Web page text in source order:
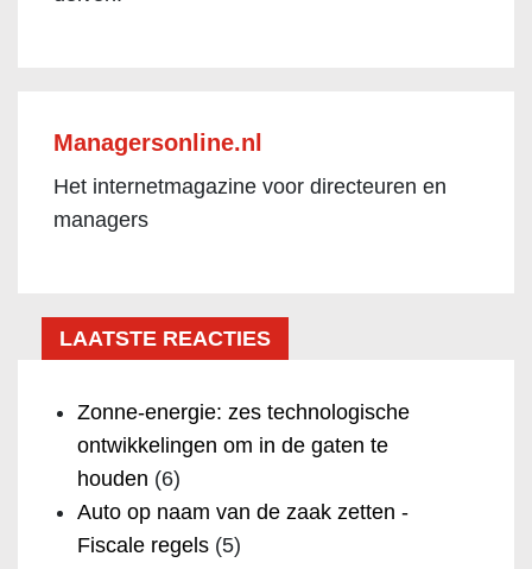
Managersonline.nl
Het internetmagazine voor directeuren en
managers
LAATSTE REACTIES
Zonne-energie: zes technologische
ontwikkelingen om in de gaten te
houden (6)
Auto op naam van de zaak zetten -
Fiscale regels (5)